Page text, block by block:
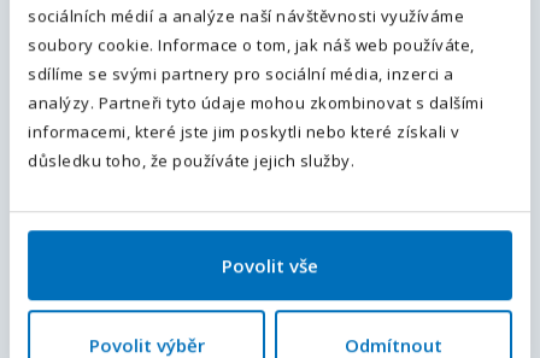
sociálních médií a analýze naší návštěvnosti využíváme
soubory cookie. Informace o tom, jak náš web používáte,
sdílíme se svými partnery pro sociální média, inzerci a
analýzy. Partneři tyto údaje mohou zkombinovat s dalšími
informacemi, které jste jim poskytli nebo které získali v
důsledku toho, že používáte jejich služby.
Povolit vše
Povolit výběr Odmítnout
Operátor/ka. Mzda 35 000 Kč + bonus 10
000 Kč. Ubytování.
Hodkovice nad Mohelkou, Liberec, Liberecký kraj
republika
Plný úvazek
35 000 - 40 000 Kč / měsíc
Skladník – VZV, retruck nebo elektrický
tahač | Až 39 600 Kč
Nošovice, Frýdek-Místek, Moravskoslezský kraj
republika
Plný úvazek
34 000 - 40 000 Kč / měsíc
Předvolba
Odesláním souhlasíte sezpracováním osobních údajů.
Odeslat